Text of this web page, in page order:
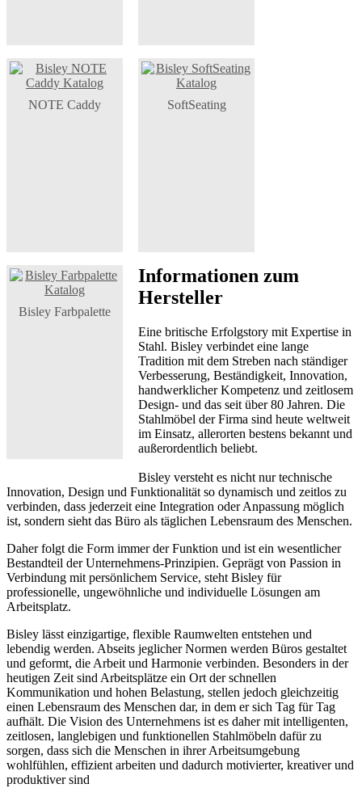
NOTE Caddy SoftSeating
Bisley Farbpalette
Informationen zum
Hersteller
Eine britische Erfolgstory mit Expertise in
Stahl. Bisley verbindet eine lange
Tradition mit dem Streben nach ständiger
Verbesserung, Beständigkeit, Innovation,
handwerklicher Kompetenz und zeitlosem
Design- und das seit über 80 Jahren. Die
Stahlmöbel der Firma sind heute weltweit
im Einsatz, allerorten bestens bekannt und
außerordentlich beliebt.
Bisley versteht es nicht nur technische
Innovation, Design und Funktionalität so dynamisch und zeitlos zu
verbinden, dass jederzeit eine Integration oder Anpassung möglich
ist, sondern sieht das Büro als täglichen Lebensraum des Menschen.
Daher folgt die Form immer der Funktion und ist ein wesentlicher
Bestandteil der Unternehmens-Prinzipien. Geprägt von Passion in
Verbindung mit persönlichem Service, steht Bisley für
professionelle, ungewöhnliche und individuelle Lösungen am
Arbeitsplatz.
Bisley lässt einzigartige, flexible Raumwelten entstehen und
lebendig werden. Abseits jeglicher Normen werden Büros gestaltet
und geformt, die Arbeit und Harmonie verbinden. Besonders in der
heutigen Zeit sind Arbeitsplätze ein Ort der schnellen
Kommunikation und hohen Belastung, stellen jedoch gleichzeitig
einen Lebensraum des Menschen dar, in dem er sich Tag für Tag
aufhält. Die Vision des Unternehmens ist es daher mit intelligenten,
zeitlosen, langlebigen und funktionellen Stahlmöbeln dafür zu
sorgen, dass sich die Menschen in ihrer Arbeitsumgebung
wohlfühlen, effizient arbeiten und dadurch motivierter, kreativer und
produktiver sind